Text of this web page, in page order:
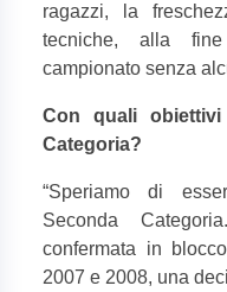
ragazzi, la
tecniche, alla
campionato senza
Con quali obiettivi
Categoria?
“Speriamo di
Seconda
confermata in
2007 e 2008, una